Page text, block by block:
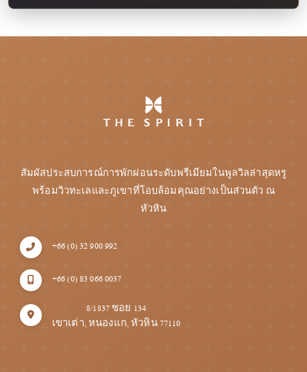
สัมผัสประสบการณ์การพักผ่อนระดับพรีเมียมในพูลวิลล่าสุดหรู
พร้อมวิวทะเลและภูเขาที่โอบล้อมคุณอย่างเป็นส่วนตัว ณ
หัวหิน
+66 (0) 32 900 992
+66 (0) 83 066 0037
8/1837 ซอย 134
เขาเต่า, หนองแก, หัวหิน 77110